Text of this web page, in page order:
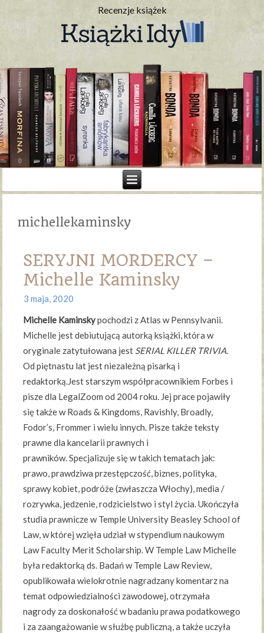
Recenzje książek
michellekaminsky
SERYJNI MORDERCY –
Michelle Kaminsky
3 maja, 2020
Michelle Kaminskypochodzi z Atlas w Pennsylvanii.
Michelle jest debiutującą autorką książki, która w
oryginale zatytułowana jest SERIAL KILLER TRIVIA.
Od piętnastu lat jest niezależną pisarką i
redaktorką.Jest starszym współpracownikiem Forbes i
pisze dla LegalZoom od 2004 roku. Jej prace pojawiły
się także w Roads & Kingdoms, Ravishly, Broadly,
Fodor’s, Frommer i wielu innych. Pisze także teksty
prawne dla kancelarii prawnych i
prawników. Specjalizuje się w takich tematach jak:
prawo, prawdziwa przestępczość, biznes, polityka,
sprawy kobiet, podróże (zwłaszcza Włochy), media /
rozrywka, jedzenie, rodzicielstwo i styl życia. Ukończyła
studia prawnicze w Temple University Beasley School of
Law, w której wzięła udział w stypendium naukowym
Law Faculty Merit Scholarship. W Temple Law Michelle
była redaktorką ds. Badań w Temple Law Review,
opublikowała wielokrotnie nagradzany komentarz na
temat odpowiedzialności zawodowej, otrzymała
nagrody za doskonałość w badaniu prawa podatkowego
i za zaangażowanie w służbę publiczną, a także uczyła